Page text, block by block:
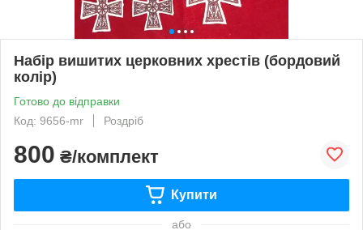
Набір вишитих церковних хрестів (бордовий
колір)
Готово до відправки
Код: 9656-mr
Роздріб
800 ₴/комплект
Купити
або